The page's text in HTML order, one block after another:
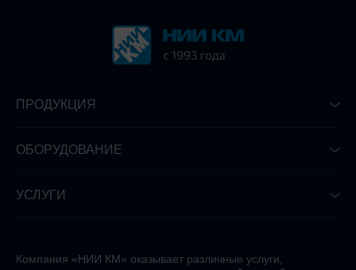
ПРОДУКЦИЯ
ОБОРУДОВАНИЕ
УСЛУГИ
Компания «НИИ КМ» оказывает различные услуги,